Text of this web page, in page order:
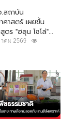
สถาบัน
ศาสตร์ เผยขั้น
ตร "ฮลุน โซโล่"...
คม 2569